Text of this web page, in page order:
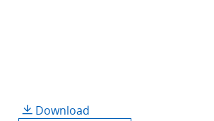
Download